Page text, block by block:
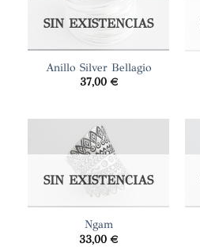
SIN EXISTENCIAS
Anillo Silver Bellagio
37,00 €
SIN EXISTENCIAS
Ngam
33,00 €